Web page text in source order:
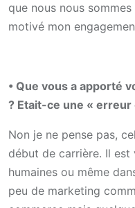
que nous nous
motivé mon
• Que vous a apporté
? Etait-ce une « erreur
Non je ne pense pas,
début de carrière. Il est
humaines ou même
peu de marketing